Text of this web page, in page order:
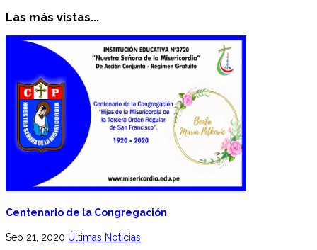
Las más vistas...
Centenario de la Congregación
Sep 21, 2020 Últimas Noticias